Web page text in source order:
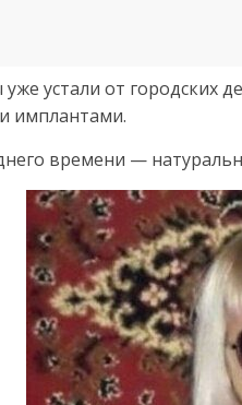
устали от городских
имплантами.
времени —